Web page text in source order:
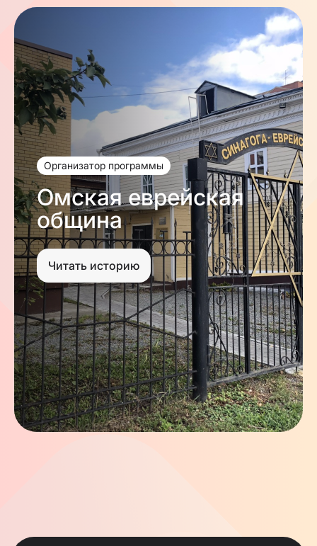
заболеваниями, нуждающиеся в материальной
помощи.
Организатор программы
Омская еврейская
община
Читать историю